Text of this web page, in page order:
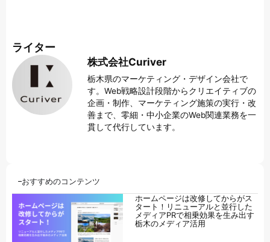
ライター
株式会社Curiver
栃木県のマーケティング・デザイン会社で
す。Web戦略設計段階からクリエイティブの
企画・制作、マーケティング施策の実行・改
善まで、零細・中小企業のWeb関連業務を一
貫して代行しています。
おすすめのコンテンツ
ホームページは改修してからがス
タート！リニューアルと並行した
メディアPRで相乗効果を生み出す
栃木のメディア活用